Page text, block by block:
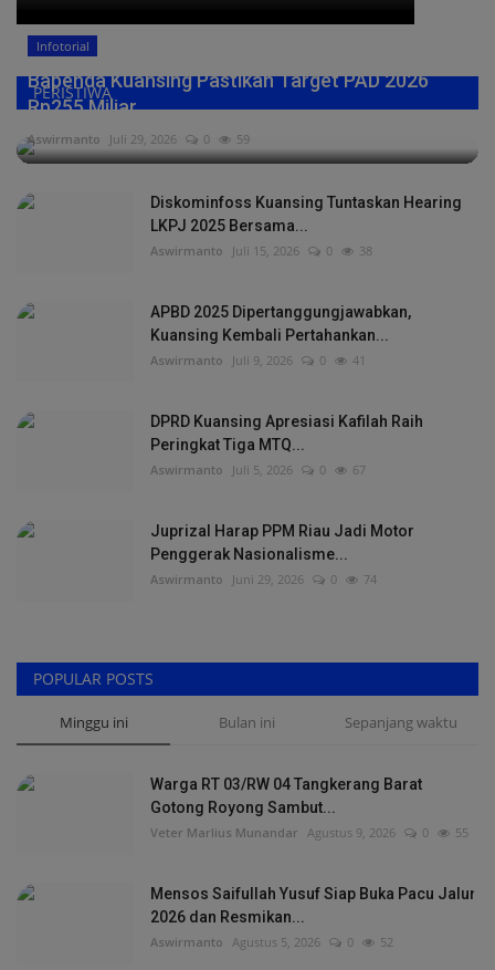
PERISTIWA
Infotorial
Bapenda Kuansing Pastikan Target PAD 2026
Rp255 Miliar,...
Aswirmanto Juli 29, 2026 0 59
Diskominfoss Kuansing Tuntaskan Hearing
LKPJ 2025 Bersama...
Aswirmanto Juli 15, 2026 0 38
APBD 2025 Dipertanggungjawabkan,
Kuansing Kembali Pertahankan...
Aswirmanto Juli 9, 2026 0 41
DPRD Kuansing Apresiasi Kafilah Raih
Peringkat Tiga MTQ...
Aswirmanto Juli 5, 2026 0 67
Juprizal Harap PPM Riau Jadi Motor
Penggerak Nasionalisme...
Aswirmanto Juni 29, 2026 0 74
POPULAR POSTS
Minggu ini Bulan ini Sepanjang waktu
Warga RT 03/RW 04 Tangkerang Barat
Gotong Royong Sambut...
Veter Marlius Munandar Agustus 9, 2026 0 55
Mensos Saifullah Yusuf Siap Buka Pacu Jalur
2026 dan Resmikan...
Aswirmanto Agustus 5, 2026 0 52